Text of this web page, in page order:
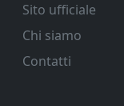
Sito ufficiale
Chi siamo
Contatti